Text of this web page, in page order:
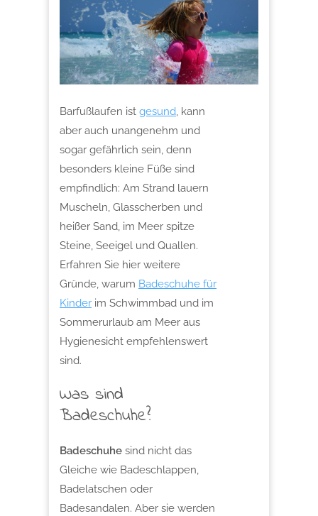
Barfußlaufen ist gesund, kann
aber auch unangenehm und
sogar gefährlich sein, denn
besonders kleine Füße sind
empfindlich: Am Strand lauern
Muscheln, Glasscherben und
heißer Sand, im Meer spitze
Steine, Seeigel und Quallen.
Erfahren Sie hier weitere
Gründe, warum Badeschuhe für
Kinder im Schwimmbad und im
Sommerurlaub am Meer aus
Hygienesicht empfehlenswert
sind.
Was sind
Badeschuhe?
Badeschuhe sind nicht das
Gleiche wie Badeschlappen,
Badelatschen oder
Badesandalen. Aber sie werden